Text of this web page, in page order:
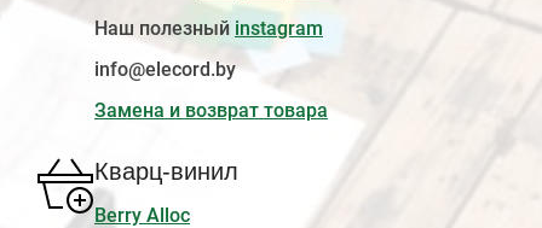
Наш полезный instagram
info@elecord.by
Замена и возврат товара
Кварц-винил
Berry Alloc